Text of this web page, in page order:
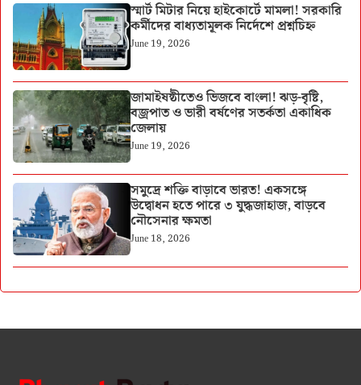
স্মার্ট মিটার নিয়ে হাইকোর্টে মামলা! সরকারি
কর্মীদের বাধ্যতামূলক নির্দেশে প্রশ্নচিহ্ন
June 19, 2026
জামাইষষ্ঠীতেও ভিজবে বাংলা! ঝড়-বৃষ্টি,
বজ্রপাত ও ভারী বর্ষণের সতর্কতা একাধিক
জেলায়
June 19, 2026
সমুদ্রে শক্তি বাড়াবে ভারত! একসঙ্গে
উদ্বোধন হতে পারে ৩ যুদ্ধজাহাজ, বাড়বে
নৌসেনার ক্ষমতা
June 18, 2026